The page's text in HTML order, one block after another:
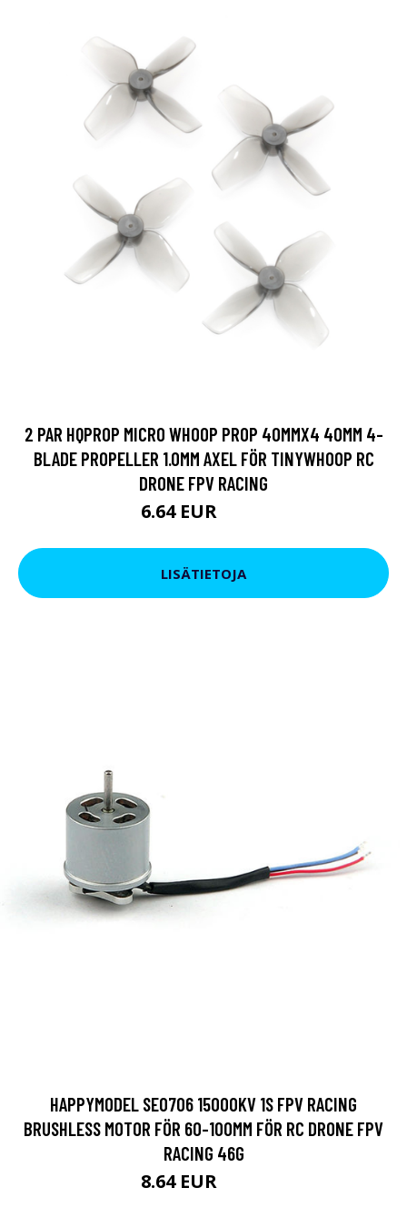
2 PAR HQPROP MICRO WHOOP PROP 40MMX4 40MM 4-
BLADE PROPELLER 1.0MM AXEL FÖR TINYWHOOP RC
DRONE FPV RACING
6.64 EUR
LISÄTIETOJA
HAPPYMODEL SE0706 15000KV 1S FPV RACING
BRUSHLESS MOTOR FÖR 60-100MM FÖR RC DRONE FPV
RACING 46G
8.64 EUR